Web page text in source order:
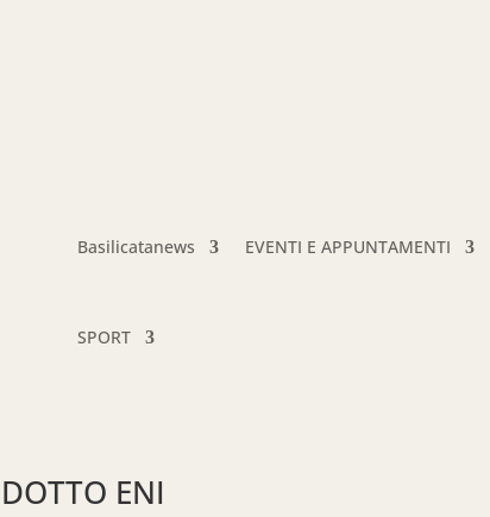
Basilicatanews EVENTI E APPUNTAMENTI
SPORT
ENI